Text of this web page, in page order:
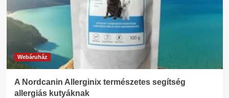
Webáruház
A Nordcanin Allerginix természetes segítség
allergiás kutyáknak